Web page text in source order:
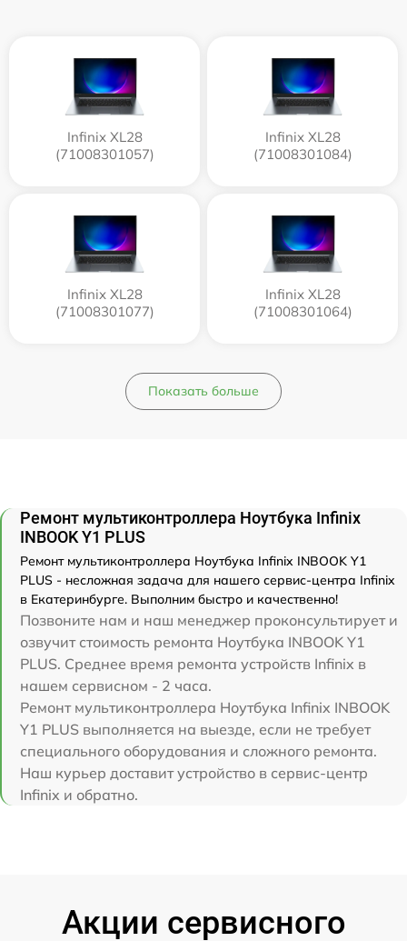
Infinix XL28
(71008301057)
Infinix XL28
(71008301084)
Infinix XL28
(71008301077)
Infinix XL28
(71008301064)
Показать больше
Ремонт мультиконтроллера Ноутбука Infinix
INBOOK Y1 PLUS
Ремонт мультиконтроллера Ноутбука Infinix INBOOK Y1
PLUS - несложная задача для нашего сервис-центра Infinix
в Екатеринбурге. Выполним быстро и качественно!
Позвоните нам и наш менеджер проконсультирует и
озвучит стоимость ремонта Ноутбука INBOOK Y1
PLUS. Среднее время ремонта устройств Infinix в
нашем сервисном - 2 часа.
Ремонт мультиконтроллера Ноутбука Infinix INBOOK
Y1 PLUS выполняется на выезде, если не требует
специального оборудования и сложного ремонта.
Наш курьер доставит устройство в сервис-центр
Infinix и обратно.
Акции сервисного